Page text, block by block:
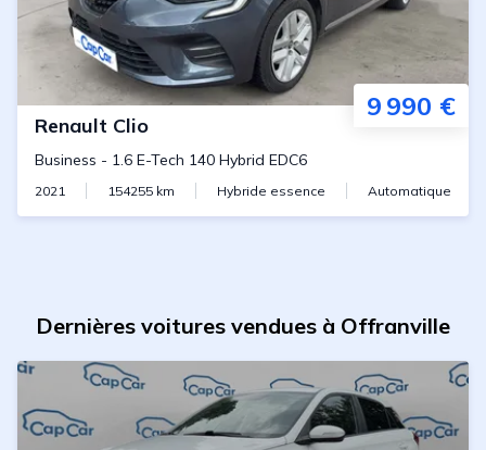
9 990 €
Renault Clio
Business - 1.6 E-Tech 140 Hybrid EDC6
2021 154255 km Hybride essence Automatique
Dernières voitures vendues à Offranville